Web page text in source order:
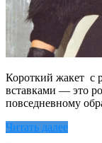
Короткий жакет с
вставками — это
повседневному
Читать далее